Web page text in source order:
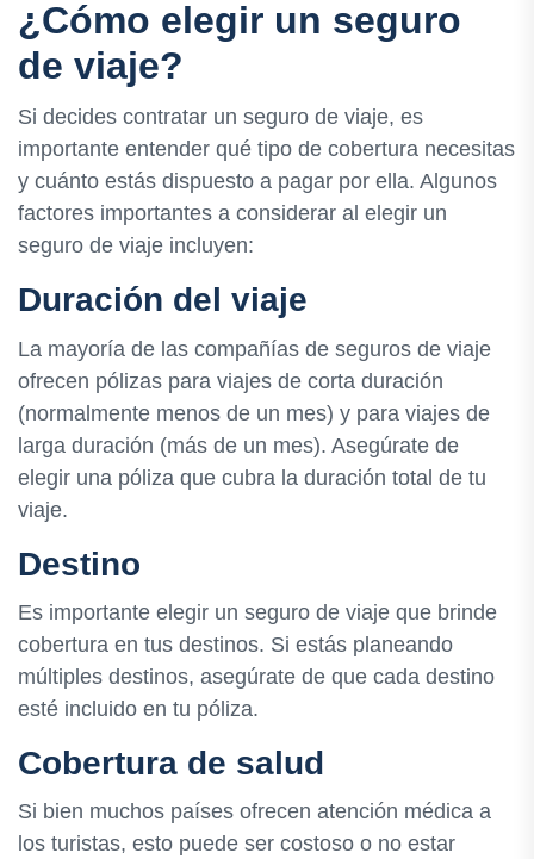
¿Cómo elegir un seguro
de viaje?
Si decides contratar un seguro de viaje, es
importante entender qué tipo de cobertura necesitas
y cuánto estás dispuesto a pagar por ella. Algunos
factores importantes a considerar al elegir un
seguro de viaje incluyen:
Duración del viaje
La mayoría de las compañías de seguros de viaje
ofrecen pólizas para viajes de corta duración
(normalmente menos de un mes) y para viajes de
larga duración (más de un mes). Asegúrate de
elegir una póliza que cubra la duración total de tu
viaje.
Destino
Es importante elegir un seguro de viaje que brinde
cobertura en tus destinos. Si estás planeando
múltiples destinos, asegúrate de que cada destino
esté incluido en tu póliza.
Cobertura de salud
Si bien muchos países ofrecen atención médica a
los turistas, esto puede ser costoso o no estar